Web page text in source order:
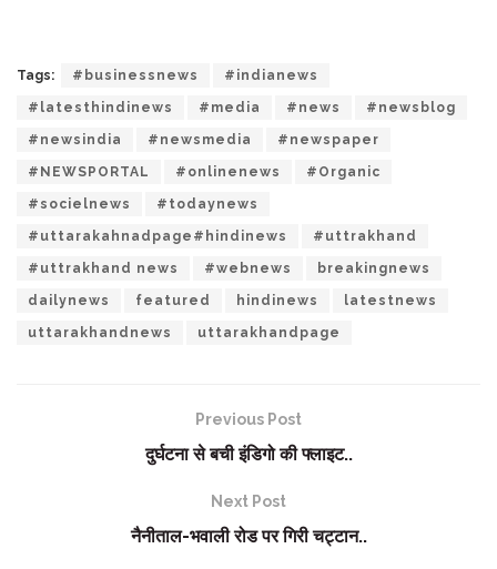
Tags: #businessnews #indianews
#latesthindinews #media #news #newsblog
#newsindia #newsmedia #newspaper
#NEWSPORTAL #onlinenews #Organic
#socielnews #todaynews
#uttarakahnadpage#hindinews #uttrakhand
#uttrakhand news #webnews breakingnews
dailynews featured hindinews latestnews
uttarakhandnews uttarakhandpage
Previous Post
दुर्घटना से बची इंडिगो की फ्लाइट..
Next Post
नैनीताल-भवाली रोड पर गिरी चट्टान..